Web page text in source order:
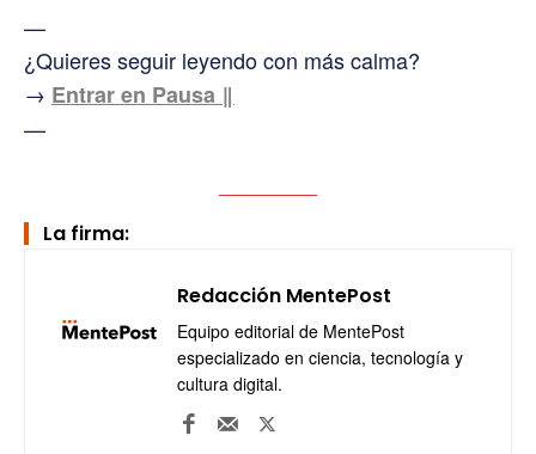
—
¿Quieres seguir leyendo con más calma?
→ Entrar en Pausa ‖
—
La firma:
Redacción MentePost
Equipo editorial de MentePost
especializado en ciencia, tecnología y
cultura digital.